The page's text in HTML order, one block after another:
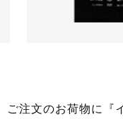
注文のお荷物に『